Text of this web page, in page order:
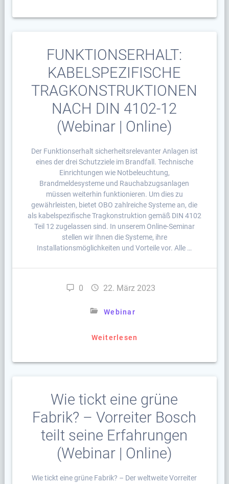
FUNKTIONSERHALT:
KABELSPEZIFISCHE
TRAGKONSTRUKTIONEN
NACH DIN 4102-12
(Webinar | Online)
Der Funktionserhalt sicherheitsrelevanter Anlagen ist
eines der drei Schutzziele im Brandfall. Technische
Einrichtungen wie Notbeleuchtung,
Brandmeldesysteme und Rauchabzugsanlagen
müssen weiterhin funktionieren. Um dies zu
gewährleisten, bietet OBO zahlreiche Systeme an, die
als kabelspezifische Tragkonstruktion gemäß DIN 4102
Teil 12 zugelassen sind. In unserem Online-Seminar
stellen wir Ihnen die Systeme, ihre
Installationsmöglichkeiten und Vorteile vor. Alle …
0 22. März 2023
Webinar
Weiterlesen
Wie tickt eine grüne
Fabrik? – Vorreiter Bosch
teilt seine Erfahrungen
(Webinar | Online)
Wie tickt eine grüne Fabrik? – Der weltweite Vorreiter